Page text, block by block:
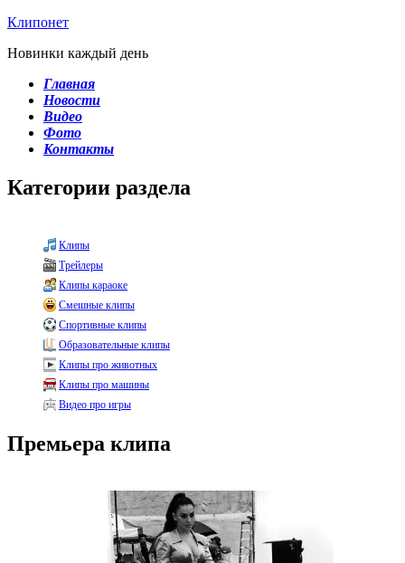
Клипонет
Новинки каждый день
Главная
Новости
Видео
Фото
Контакты
Категории раздела
Клипы
Трейлеры
Клипы караоке
Смешные клипы
Спортивные клипы
Образовательные клипы
Клипы про животных
Клипы про машины
Видео про игры
Премьера клипа